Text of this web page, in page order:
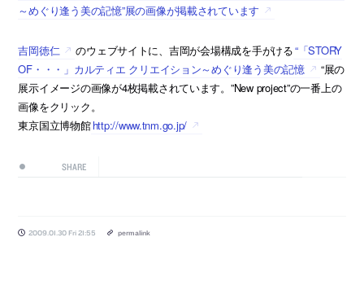
～めぐり逢う美の記憶”展の画像が掲載されています
吉岡徳仁 のウェブサイトに、吉岡が会場構成を手がける“「STORY
OF・・・」カルティエ クリエイション～めぐり逢う美の記憶
“展の
展示イメージの画像が4枚掲載されています。”New project”の一番上の
画像をクリック。
東京国立博物館http://www.tnm.go.jp/
SHARE
2009.01.30 Fri 21:55 permalink